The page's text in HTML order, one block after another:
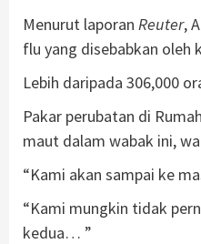
Menurut laporan Reuter,
flu yang disebabkan oleh
Lebih daripada 306,000
Pakar perubatan di
maut dalam wabak ini,
“Kami akan sampai ke
“Kami mungkin tidak
kedua… ”